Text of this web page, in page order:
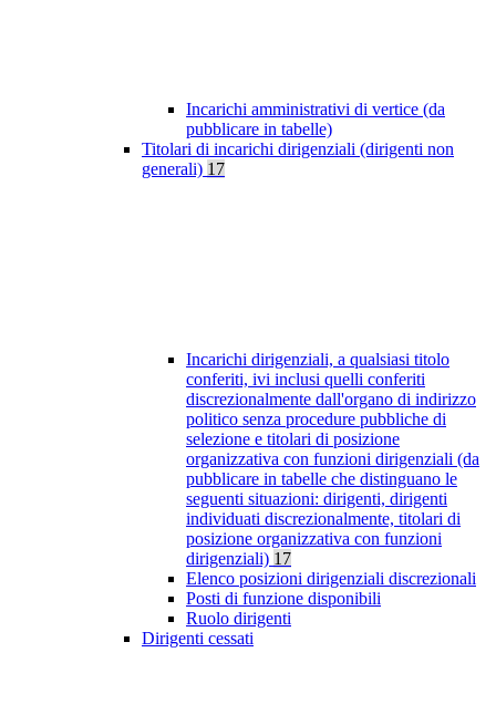
Incarichi amministrativi di vertice (da
pubblicare in tabelle)
Titolari di incarichi dirigenziali (dirigenti non
generali) 17
Incarichi dirigenziali, a qualsiasi titolo
conferiti, ivi inclusi quelli conferiti
discrezionalmente dall'organo di indirizzo
politico senza procedure pubbliche di
selezione e titolari di posizione
organizzativa con funzioni dirigenziali (da
pubblicare in tabelle che distinguano le
seguenti situazioni: dirigenti, dirigenti
individuati discrezionalmente, titolari di
posizione organizzativa con funzioni
dirigenziali) 17
Elenco posizioni dirigenziali discrezionali
Posti di funzione disponibili
Ruolo dirigenti
Dirigenti cessati